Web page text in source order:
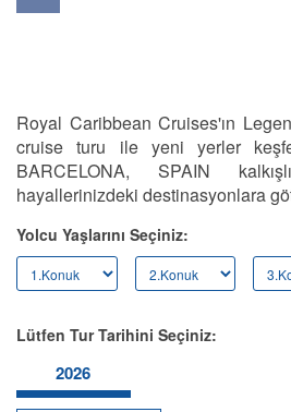
Royal Caribbean Cruises'ın
cruise turu ile yeni yerler
BARCELONA, SPAIN
hayallerinizdeki destinasyonlara
Yolcu Yaşlarını Seçiniz:
Lütfen Tur Tarihini Seçiniz:
2026